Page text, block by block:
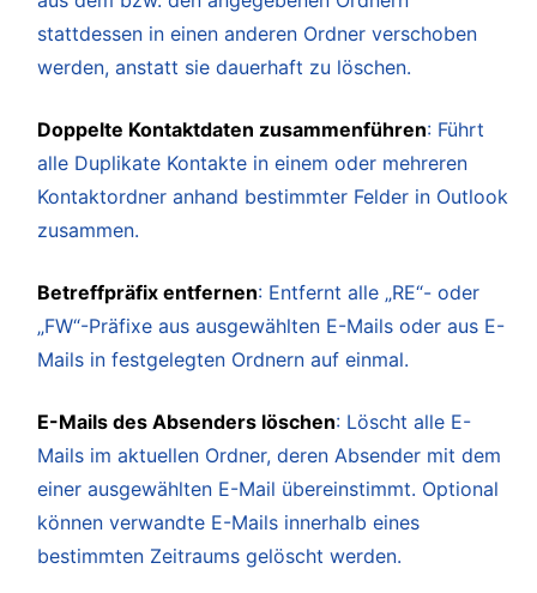
stattdessen in einen anderen Ordner verschoben
werden, anstatt sie dauerhaft zu löschen.
Doppelte Kontaktdaten zusammenführen: Führt
alle Duplikate Kontakte in einem oder mehreren
Kontaktordner anhand bestimmter Felder in Outlook
zusammen.
Betreffpräfix entfernen: Entfernt alle „RE“- oder
„FW“-Präfixe aus ausgewählten E-Mails oder aus E-
Mails in festgelegten Ordnern auf einmal.
E-Mails des Absenders löschen: Löscht alle E-
Mails im aktuellen Ordner, deren Absender mit dem
einer ausgewählten E-Mail übereinstimmt. Optional
können verwandte E-Mails innerhalb eines
bestimmten Zeitraums gelöscht werden.